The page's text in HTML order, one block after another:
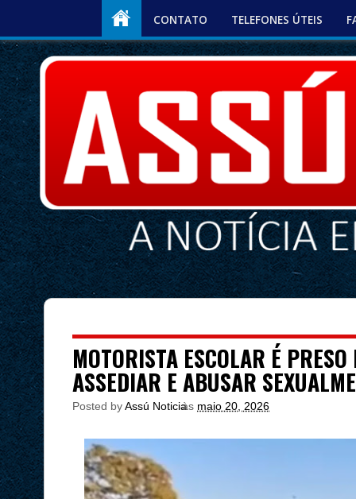
CONTATO TELEFONES ÚTEIS
MOTORISTA ESCOLAR É
ASSEDIAR E ABUSAR
Posted byAssú Noticia
às maio 20, 2026